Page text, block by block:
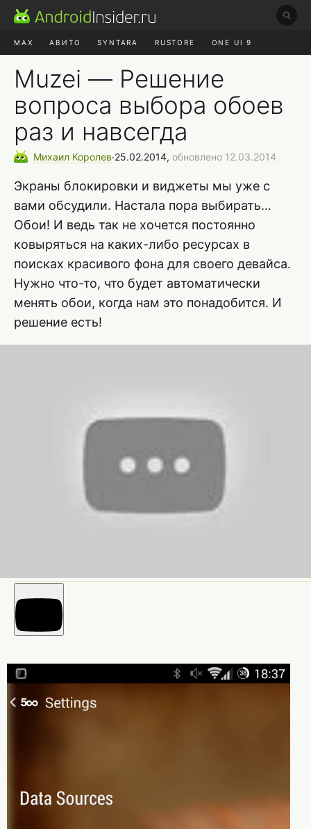
MAX АВИТО SYNTARA RUSTORE ONE UI 9
Muzei — Решение
вопроса выбора обоев
раз и навсегда
Михаил Королев∙25.02.2014, обновлено 12.03.2014
Экраны блокировки и виджеты мы уже с
вами обсудили. Настала пора выбирать…
Обои! И ведь так не хочется постоянно
ковыряться на каких-либо ресурсах в
поисках красивого фона для своего девайса.
Нужно что-то, что будет автоматически
менять обои, когда нам это понадобится. И
решение есть!